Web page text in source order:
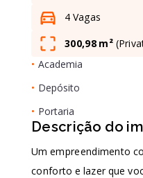
4 Vagas
300,98 m² (
• Academia
• Depósito
• Portaria
Descrição do
Um empreendimento
conforto e lazer que